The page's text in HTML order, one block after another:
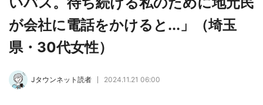
ラプラス・ダークネスが栃木県を征服！？ 県
公式プロモ動画で「聖地」が生産されてます
【7／31～1／31】
む 六本木ヒルズ展望台でコラボ、本邦初公開
が会社に電話をかけると...」（埼玉
県・30代女性）
Jタウンネット読者 2024.11.21 06:00